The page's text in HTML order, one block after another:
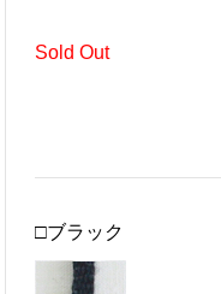
Sold Out
□ブラック